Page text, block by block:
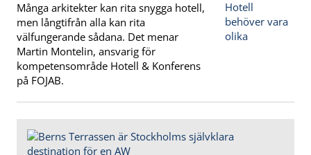
Många arkitekter kan rita snygga hotell,
men långtifrån alla kan rita
välfungerande sådana. Det menar
Martin Montelin, ansvarig för
kompetensområde Hotell & Konferens
på FOJAB.